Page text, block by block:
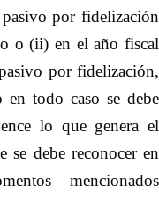
por fidelización
o (ii) en el año fiscal
por fidelización,
todo caso se debe
lo que genera el
se debe reconocer en
mencionados